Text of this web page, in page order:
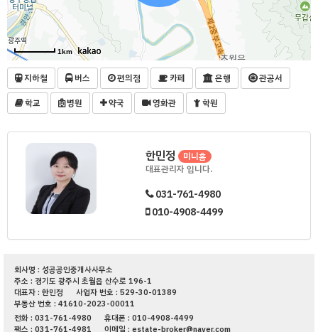
1km
지하철 버스 편의점 카페 은행
관공서
학교
병원 약국 영화관 학원
한민정 미니홈
대표관리자 입니다.
031-761-4980
010-4908-4499
회사명 : 성공공인중개사사무소
주소 : 경기도 광주시 초월읍 산수로 196-1
대표자 : 한민정
사업자 번호 : 529-30-01389
부동산 번호 : 41610-2023-00011
전화 : 031-761-4980
휴대폰 : 010-4908-4499